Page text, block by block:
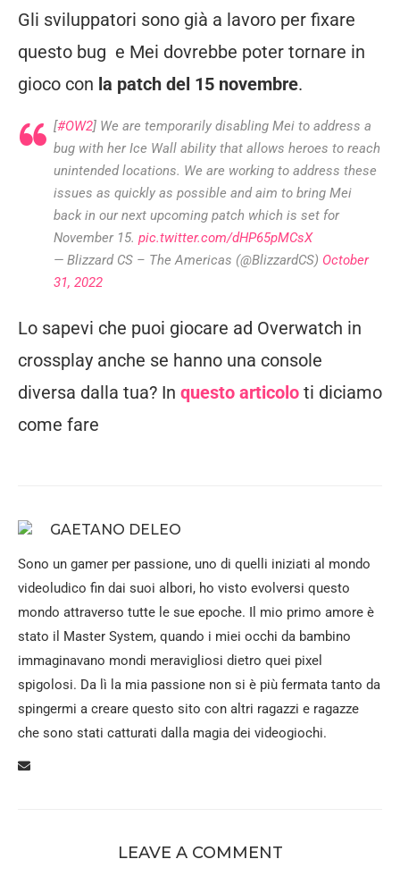
Gli sviluppatori sono già a lavoro per fixare
questo bug e Mei dovrebbe poter tornare in
gioco con la patch del 15 novembre.
[#OW2] We are temporarily disabling Mei to address a
bug with her Ice Wall ability that allows heroes to reach
unintended locations. We are working to address these
issues as quickly as possible and aim to bring Mei
back in our next upcoming patch which is set for
November 15. pic.twitter.com/dHP65pMCsX
— Blizzard CS – The Americas (@BlizzardCS) October
31, 2022
Lo sapevi che puoi giocare ad Overwatch in
crossplay anche se hanno una console
diversa dalla tua? In questo articolo ti diciamo
come fare
GAETANO DELEO
Sono un gamer per passione, uno di quelli iniziati al mondo
videoludico fin dai suoi albori, ho visto evolversi questo
mondo attraverso tutte le sue epoche. Il mio primo amore è
stato il Master System, quando i miei occhi da bambino
immaginavano mondi meravigliosi dietro quei pixel
spigolosi. Da lì la mia passione non si è più fermata tanto da
spingermi a creare questo sito con altri ragazzi e ragazze
che sono stati catturati dalla magia dei videogiochi.
LEAVE A COMMENT